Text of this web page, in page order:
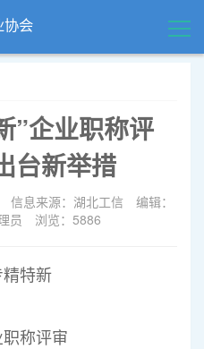
协会
”企业职称评
台新举措
信息来源：湖北工信
编辑：
员 浏览：5886
精特新
职称评审